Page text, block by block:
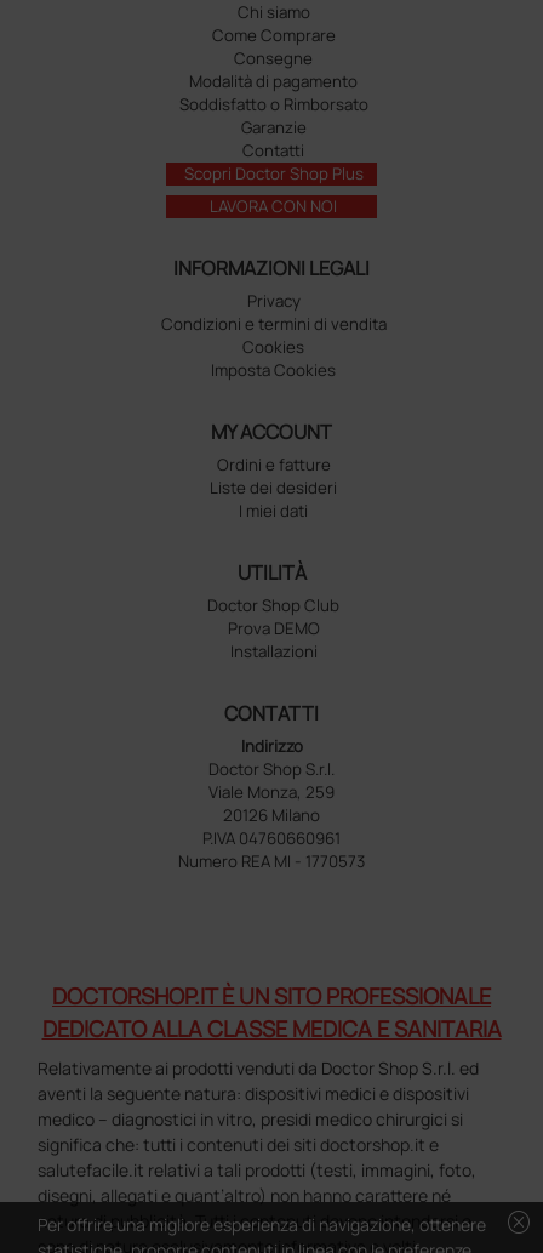
Chi siamo
Come Comprare
Consegne
Modalità di pagamento
Soddisfatto o Rimborsato
Garanzie
Contatti
Scopri Doctor Shop Plus
LAVORA CON NOI
INFORMAZIONI LEGALI
Privacy
Condizioni e termini di vendita
Cookies
Imposta Cookies
MY ACCOUNT
Ordini e fatture
Liste dei desideri
I miei dati
UTILITÀ
Doctor Shop Club
Prova DEMO
Installazioni
CONTATTI
Indirizzo
Doctor Shop S.r.l.
Viale Monza, 259
20126 Milano
P.IVA 04760660961
Numero REA MI - 1770573
DOCTORSHOP.IT È UN SITO PROFESSIONALE
DEDICATO ALLA CLASSE MEDICA E SANITARIA
Relativamente ai prodotti venduti da Doctor Shop S.r.l. ed
aventi la seguente natura: dispositivi medici e dispositivi
medico – diagnostici in vitro, presidi medico chirurgici si
significa che: tutti i contenuti dei siti doctorshop.it e
salutefacile.it relativi a tali prodotti (testi, immagini, foto,
disegni, allegati e quant’altro) non hanno carattere né
natura di pubblicità. Tutti i contenuti devono intendersi e
sono di natura esclusivamente informativa e volti
cancel
Per offrire una migliore esperienza di navigazione, ottenere